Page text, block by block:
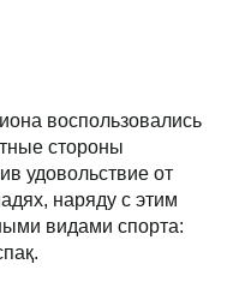
воспользовались
стороны
удовольствие от
наряду с этим
видами спорта: